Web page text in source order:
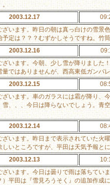
2003.12.17
ざいます。昨日の朝は真っ白けの雪景
予定は？？？むずかしそうですね。竹
2003.12.16
ざいます。今朝、少し雪が降りました
量ではありませんが、西高東低ガンバ
2003.12.15
ざいます。車のガラスには霜が降り、
雪、、、今日は降らないでしょう。青
2003.12.14
ざいます。昨日まで表示されていた火
しいところですが、平田は天気予報と
2003.12.13
ざいます。今日は曇りで雨は落ちてい
）平田は『雪見ろうそく』の追加作成